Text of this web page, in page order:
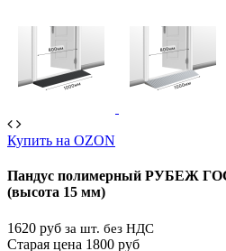
Купить на OZON
Пандус полимерный РУБЕЖ
(высота 15 мм)
1620 руб за шт. без НДС
Старая цена 1800 руб